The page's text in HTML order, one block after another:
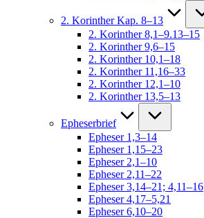
2. Korinther Kap. 8–13
2. Korinther 8,1–9.13–15
2. Korinther 9,6–15
2. Korinther 10,1–18
2. Korinther 11,16–33
2. Korinther 12,1–10
2. Korinther 13,5–13
Epheserbrief
Epheser 1,3–14
Epheser 1,15–23
Epheser 2,1–10
Epheser 2,11–22
Epheser 3,14–21; 4,11–16
Epheser 4,17–5,21
Epheser 6,10–20